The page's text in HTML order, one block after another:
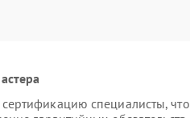
специалисты, что